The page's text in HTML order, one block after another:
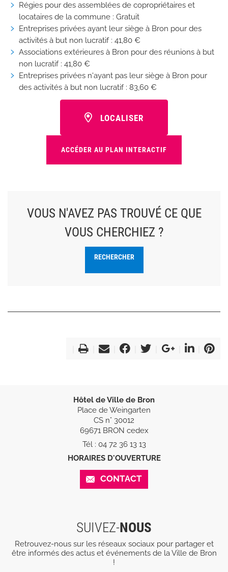
Régies pour des assemblées de copropriétaires et
locataires de la commune : Gratuit
Entreprises privées ayant leur siège à Bron pour des
activités à but non lucratif : 41,80 €
Associations extérieures à Bron pour des réunions à but
non lucratif : 41,80 €
Entreprises privées n'ayant pas leur siège à Bron pour
des activités à but non lucratif : 83,60 €
LOCALISER
ACCÉDER AU PLAN INTERACTIF
VOUS N'AVEZ PAS TROUVÉ CE QUE
VOUS CHERCHIEZ ?
RECHERCHER
Hôtel de Ville de Bron
Place de Weingarten
CS n° 30012
69671 BRON cedex
Tél : 04 72 36 13 13
HORAIRES D'OUVERTURE
CONTACT
SUIVEZ-NOUS
Retrouvez-nous sur les réseaux sociaux pour partager et
être informés des actus et événements de la Ville de Bron
!